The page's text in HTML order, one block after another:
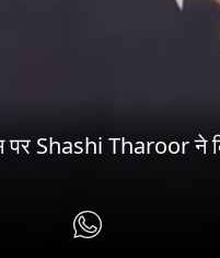
Shashi Tharoor ने